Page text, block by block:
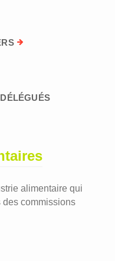
alimentaire qui
commissions